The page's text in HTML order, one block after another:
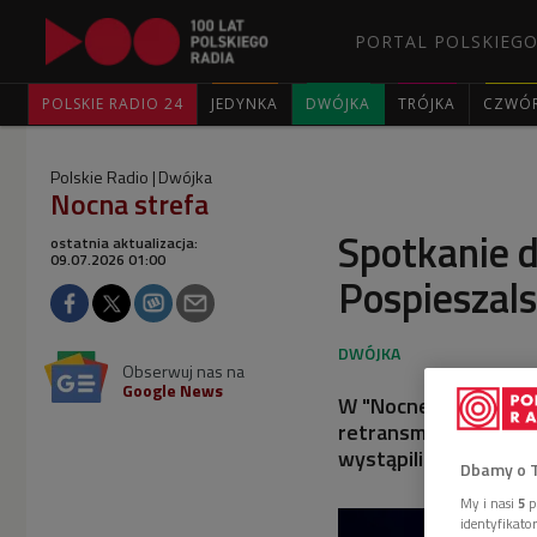
PORTAL
POLSKIE RADIO 24 JEDYNKA DWÓJKA TRÓJKA
Polskie Radio Dwójka
Nocna strefa
Spotkanie
ostatnia aktualizacja:
09.07.2026 01:00
Obserwuj nas na
Google News
W "Nocnej strefie"
retransmisję
wystąpili w klubie
Dbamy o
My i nasi 5